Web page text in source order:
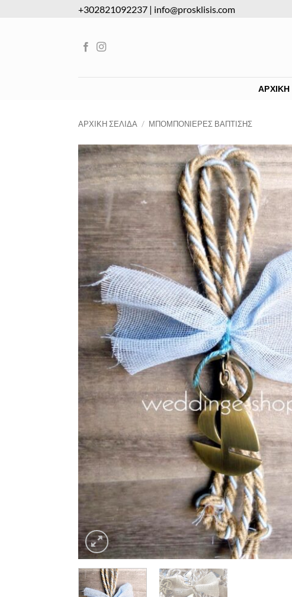
+302821092237 | info@prosklisis.com
ΑΡΧΙΚΉ
ΑΡΧΙΚΉ ΣΕΛΊΔΑ / ΜΠΟΜΠΟΝΙΈΡΕΣ ΒΆΠΤΙΣΗΣ